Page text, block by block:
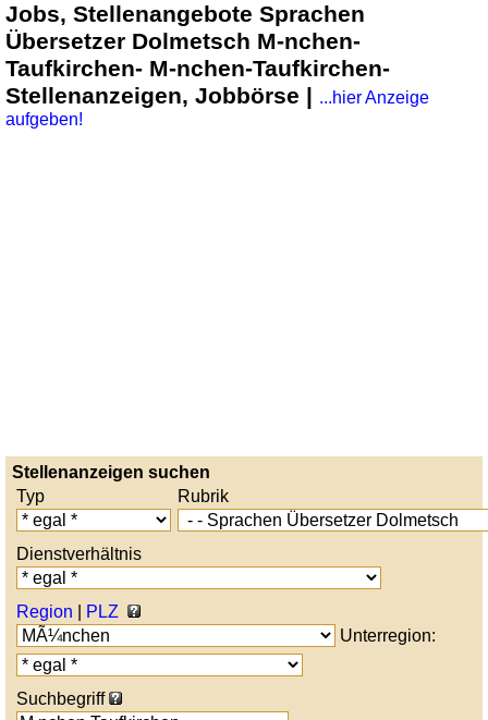
Jobs, Stellenangebote Sprachen
Übersetzer Dolmetsch M-nchen-
Taufkirchen- M-nchen-Taufkirchen-
Stellenanzeigen, Jobbörse | ...hier Anzeige
aufgeben!
Stellenanzeigen suchen
Typ
Rubrik
Dienstverhältnis
Region
PLZ
Unterregion:
Suchbegriff